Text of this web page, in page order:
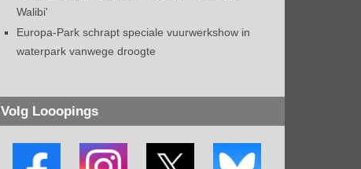
Walibi'
Europa-Park schrapt speciale vuurwerkshow in
waterpark vanwege droogte
Volg Looopings